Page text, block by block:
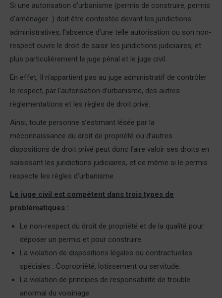
Si une autorisation d’urbanisme (permis de construire, permis
d’aménager…) doit être contestée devant les juridictions
administratives, l’absence d’une telle autorisation ou son non-
respect ouvre le droit de saisir les juridictions judiciaires, et
plus particulièrement le juge pénal et le juge civil.
En effet, Il n’appartient pas au juge administratif de contrôler
le respect, par l’autorisation d’urbanisme, des autres
règlementations et les règles de droit privé.
Ainsi, toute personne s’estimant lésée par la
méconnaissance du droit de propriété ou d’autres
dispositions de droit privé peut donc faire valoir ses droits en
saisissant les juridictions judiciaires, et ce même si le permis
respecte les règles d’urbanisme.
Le juge civil est compétent dans trois types de
problématiques :
Le non-respect du droit de propriété et de la qualité pour
déposer un permis et pour construire.
La violation de dispositions légales ou contractuelles
spéciales : Copropriété, lotissement ou servitude.
La violation de principes de responsabilité de trouble
anormal du voisinage.